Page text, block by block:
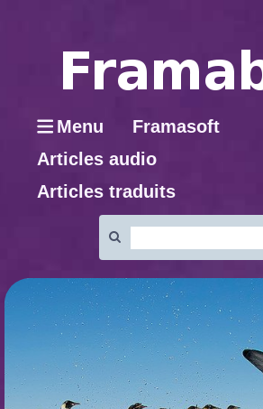
Menu
Framasoft
Articles audio
Articles traduits
: